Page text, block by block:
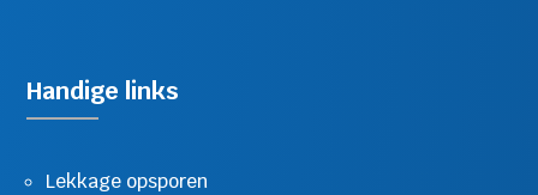
Handige links
Lekkage opsporen